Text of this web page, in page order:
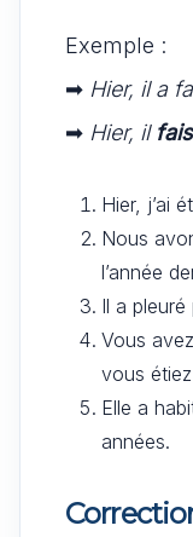
Exemple :
➡ Hier, il a
➡ Hier, il
Hier, j’ai
Nous
l’année
Il a
Vous
vous
Elle a
années.